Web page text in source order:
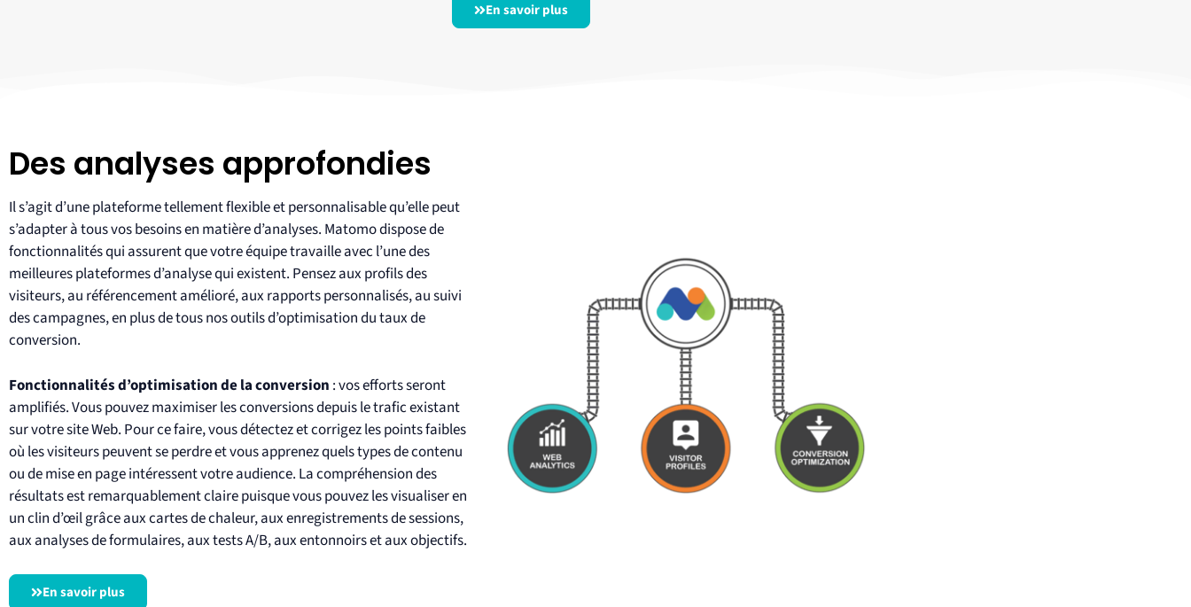
En savoir plus
Des analyses approfondies
Il s’agit d’une plateforme tellement flexible et personnalisable qu’elle peut
s’adapter à tous vos besoins en matière d’analyses. Matomo dispose de
fonctionnalités qui assurent que votre équipe travaille avec l’une des
meilleures plateformes d’analyse qui existent. Pensez aux profils des
visiteurs, au référencement amélioré, aux rapports personnalisés, au suivi
des campagnes, en plus de tous nos outils d’optimisation du taux de
conversion.
Fonctionnalités d’optimisation de la conversion : vos efforts seront
amplifiés. Vous pouvez maximiser les conversions depuis le trafic existant
sur votre site Web. Pour ce faire, vous détectez et corrigez les points faibles
où les visiteurs peuvent se perdre et vous apprenez quels types de contenu
ou de mise en page intéressent votre audience. La compréhension des
résultats est remarquablement claire puisque vous pouvez les visualiser en
un clin d’œil grâce aux cartes de chaleur, aux enregistrements de sessions,
aux analyses de formulaires, aux tests A/B, aux entonnoirs et aux objectifs.
En savoir plus